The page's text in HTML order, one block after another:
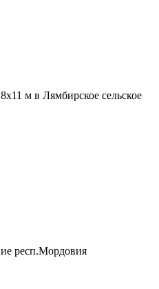
м в Лямбирское сельское
респ.Мордовия